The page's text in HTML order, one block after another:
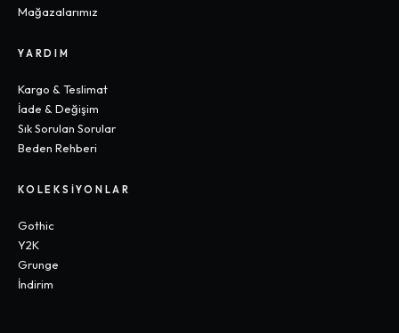
Mağazalarımız
YARDIM
Kargo & Teslimat
İade & Değişim
Sık Sorulan Sorular
Beden Rehberi
KOLEKSIYONLAR
Gothic
Y2K
Grunge
İndirim